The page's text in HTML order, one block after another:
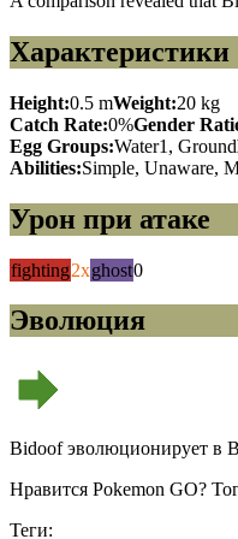
Характеристики
Height:0.5 mWeight:20 kg
Catch Rate:0%Gender
Egg Groups:Water1, Ground
Abilities:Simple, Unaware,
Урон при атаке
fighting2xghost0
Эволюция
Bidoof эволюционирует в
Нравится Pokemon GO?
Теги: